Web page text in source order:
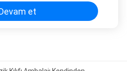
et